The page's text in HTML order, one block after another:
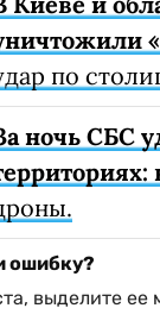
по
ночь СБС
ошибку?
выделите